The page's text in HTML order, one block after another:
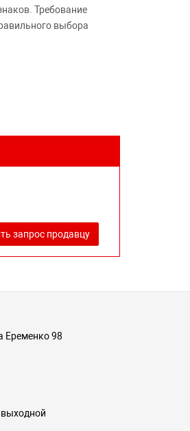
Требование
выбора
запрос продавцу
Еременко 98
выходной